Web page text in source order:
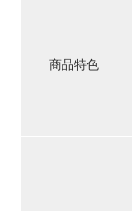
商品特色